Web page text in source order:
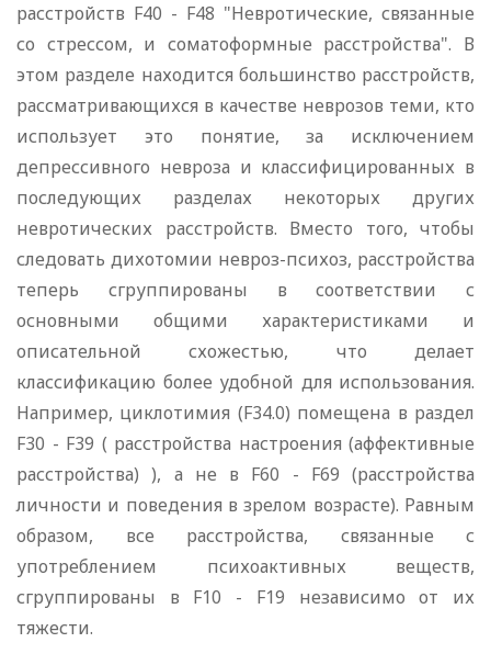
расстройств F40 - F48 "Невротические, связанные
со стрессом, и соматоформные расстройства". В
этом разделе находится большинство расстройств,
рассматривающихся в качестве неврозов теми, кто
использует это понятие, за исключением
депрессивного невроза и классифицированных в
последующих разделах некоторых других
невротических расстройств. Вместо того, чтобы
следовать дихотомии невроз-психоз, расстройства
теперь сгруппированы в соответствии с
основными общими характеристиками и
описательной схожестью, что делает
классификацию более удобной для использования.
Например, циклотимия (F34.0) помещена в раздел
F30 - F39 ( расстройства настроения (аффективные
расстройства) ), а не в F60 - F69 (расстройства
личности и поведения в зрелом возрасте). Равным
образом, все расстройства, связанные с
употреблением психоактивных веществ,
сгруппированы в F10 - F19 независимо от их
тяжести.